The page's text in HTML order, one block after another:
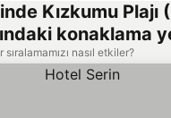
Kızkumu Plajı
konaklama
nasıl etkiler?